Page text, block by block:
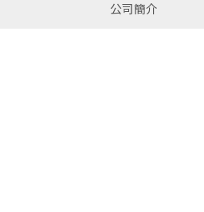
公司簡介